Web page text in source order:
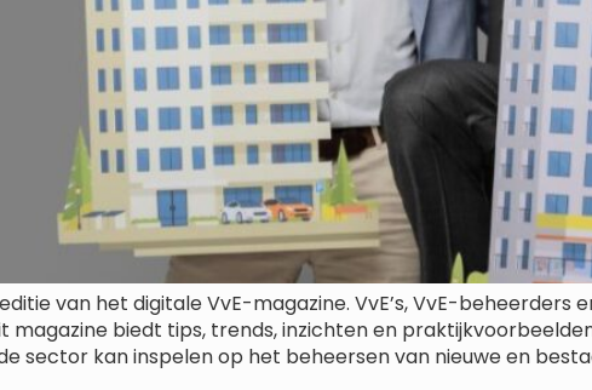
van het digitale VvE-magazine. VvE’s, VvE-beheerders
magazine biedt tips, trends, inzichten en
sector kan inspelen op het beheersen van nieuwe en